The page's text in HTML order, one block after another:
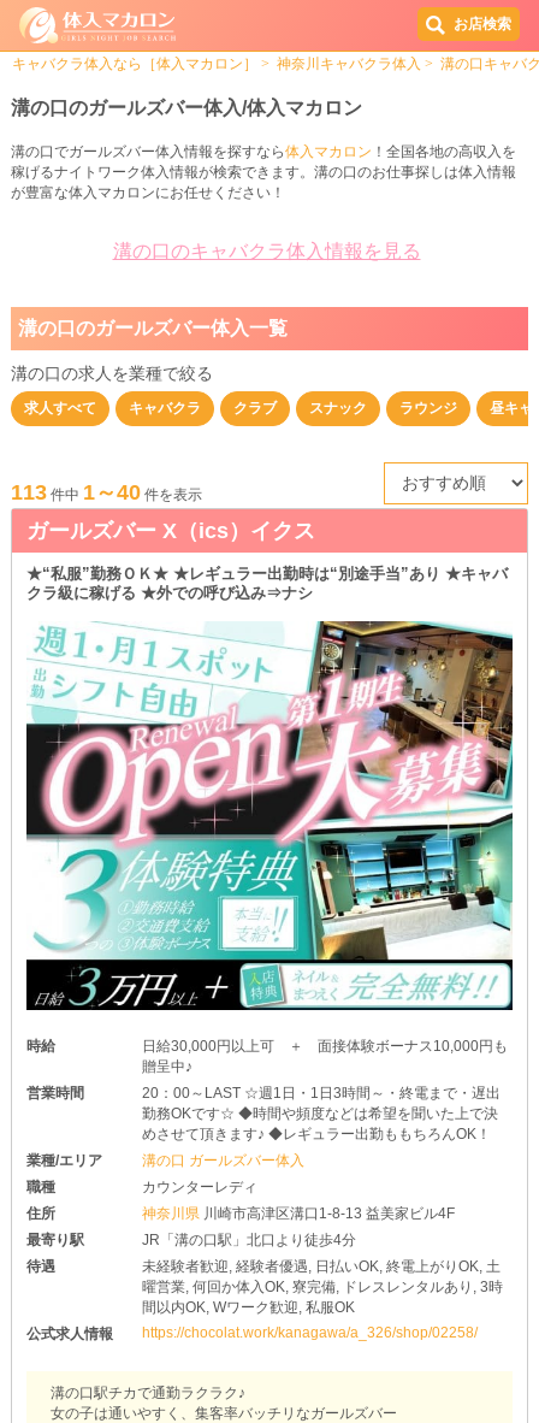
お店検索
キャバクラ体入なら［体入マカロン］ 神奈川キャバクラ体入 溝の口キャバ
溝の口のガールズバー体入/体入マカロン
溝の口でガールズバー体入情報を探すなら体入マカロン ！全国各地の高収入を
稼げるナイトワーク体入情報が検索できます。溝の口のお仕事探しは体入情報
が豊富な体入マカロンにお任せください！
溝の口のキャバクラ体入情報を見る
溝の口のガールズバー体入一覧
溝の口の求人を業種で絞る
求人すべて キャバクラ クラブ スナック ラウンジ 昼キャ
113件中 1～40件を表示
ガールズバー X（ics）イクス
★“私服”勤務ＯＫ★ ★レギュラー出勤時は“別途手当”あり ★キャバ
クラ級に稼げる ★外での呼び込み⇒ナシ
時給
日給30,000円以上可 ＋ 面接体験ボーナス10,000円も
贈呈中♪
営業時間
20：00～LAST ☆週1日・1日3時間～・終電まで・遅出
勤務OKです☆ ◆時間や頻度などは希望を聞いた上で決
めさせて頂きます♪ ◆レギュラー出勤ももちろんOK！
業種/エリア
溝の口 ガールズバー体入
職種
カウンターレディ
住所
神奈川県 川崎市高津区溝口1-8-13 益美家ビル4F
最寄り駅
JR「溝の口駅」北口より徒歩4分
待遇
未経験者歓迎, 経験者優遇, 日払いOK, 終電上がりOK, 土
曜営業, 何回か体入OK, 寮完備, ドレスレンタルあり, 3時
間以内OK, Wワーク歓迎, 私服OK
公式求人情報
https://chocolat.work/kanagawa/a_326/shop/02258/
溝の口駅チカで通勤ラクラク♪
女の子は通いやすく、集客率バッチリなガールズバー